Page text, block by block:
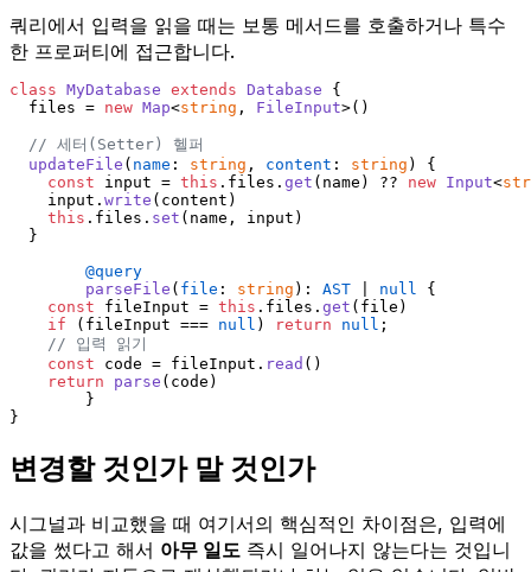
쿼리에서 입력을 읽을 때는 보통 메서드를 호출하거나 특수
한 프로퍼티에 접근합니다.
class MyDatabase extends Database {
  files =
new Map<string , FileInput>()
// 세터(Setter) 헬퍼
updateFile ( name : string , content : string ) {
const input = this . files . get (name) ?? new Input<
    input.
write (content)
this . files . set (name, input)
  }
@query
parseFile ( file : string ): AST null {
const fileInput = this . files . get (file)
if (fileInput === null ) return null ;
// 입력 읽기
const code = fileInput. read ()
return
parse (code)
	}
}
변경할 것인가 말 것인가
시그널과 비교했을 때 여기서의 핵심적인 차이점은, 입력에
값을 썼다고 해서 아무 일도 즉시 일어나지 않는다는 것입니